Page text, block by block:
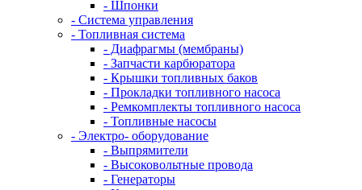
- Шпонки
- Система управления
- Топливная система
- Диафрагмы (мембраны)
- Запчасти карбюратора
- Крышки топливных баков
- Прокладки топливного насоса
- Ремкомплекты топливного насоса
- Топливные насосы
- Электро- оборудование
- Выпрямители
- Высоковольтные провода
- Генераторы